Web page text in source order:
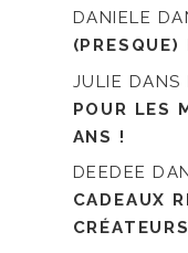
DANIELE
(PRESQUE)
JULIE DANS
POUR LES
ANS !
DEEDEE
CADEAUX